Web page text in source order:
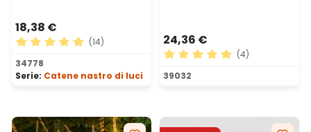
18,38 €
Valutazione media di 4.93 su 5 stelle
(14)
34778
Serie: Catene nastro di luci
24,36 €
Valutazione media di 5 su
(4)
39032